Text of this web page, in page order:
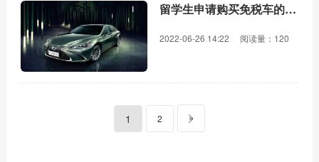
留学生申请购买免税车的办理流程
2022-06-26 14:22 阅读量：120
1 2 »